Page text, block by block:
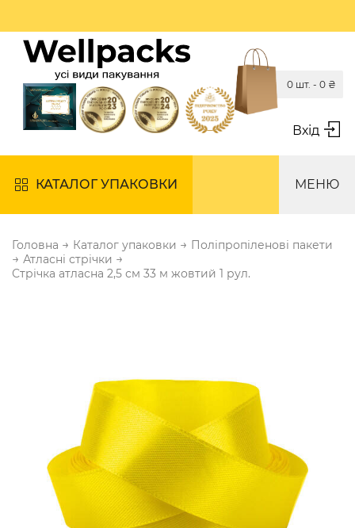
Вхід
0 шт. - 0 ₴
КАТАЛОГ УПАКОВКИ МЕНЮ
Головна → Каталог упаковки → Поліпропіленові пакети
→ Атласні стрічки →
Стрічка атласна 2,5 см 33 м жовтий 1 рул.